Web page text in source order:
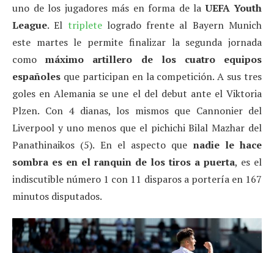
uno de los jugadores más en forma de laUEFA Youth
League. El tripletelogrado frente al Bayern Munich
este martes le permite finalizar la segunda jornada
comomáximo artillero de los cuatro equipos
españoles que participan en la competición. A sus tres
goles en Alemania se une el del debut ante el Viktoria
Plzen. Con 4 dianas, los mismos que Cannonier del
Liverpool y uno menos que el pichichi Bilal Mazhar del
Panathinaikos (5). En el aspecto que nadie le hace
sombra es en el ranquin de los tiros a puerta, es el
indiscutible número 1 con 11 disparos a portería en 167
minutos disputados.